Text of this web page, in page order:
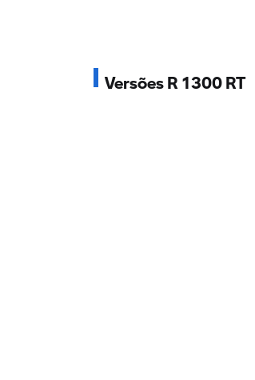
Versões R 1300 RT